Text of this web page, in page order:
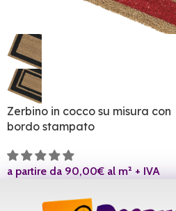
Zerbino in cocco su misura con
bordo stampato
a partire da 90,00€ al m² + IVA